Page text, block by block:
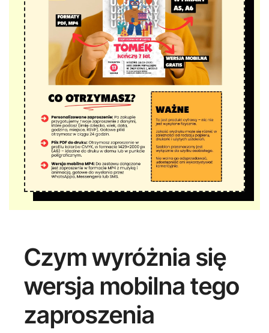
Czym wyróżnia się
wersja mobilna tego
zaproszenia